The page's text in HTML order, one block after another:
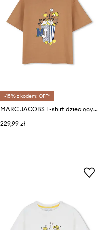
-15% z kodem: OFF*
MARC JACOBS T-shirt dziecięcy bawełniany
229,99 zł